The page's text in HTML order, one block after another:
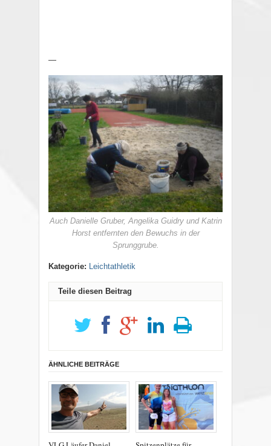
—
Auch Danielle Gruber, Angelika Guidry und Katrin
Horst entfernten den Bewuchs in der
Sprunggrube.
Kategorie: Leichtathletik
Teile diesen Beitrag
ÄHNLICHE BEITRÄGE